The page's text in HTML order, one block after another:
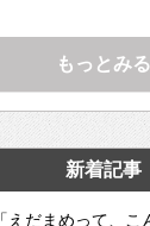
もっとみる
新着記事
「えだまめって、